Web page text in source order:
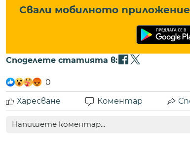
Свали мобилното приложение
Споделете статията в:
0
Харесване
Коментар